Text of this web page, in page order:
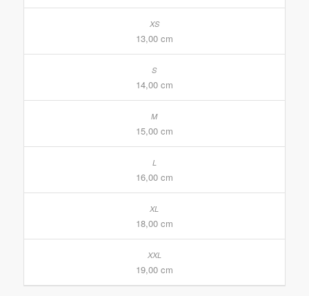
13,00 cm
14,00 cm
15,00 cm
16,00 cm
18,00 cm
19,00 cm